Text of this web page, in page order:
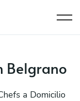
Belgrano
a Domicilio